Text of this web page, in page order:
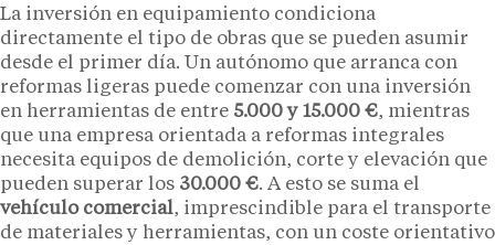
La inversión en equipamiento condiciona
directamente el tipo de obras que se pueden asumir
desde el primer día. Un autónomo que arranca con
reformas ligeras puede comenzar con una inversión
en herramientas de entre 5.000 y 15.000 €, mientras
que una empresa orientada a reformas integrales
necesita equipos de demolición, corte y elevación que
pueden superar los 30.000 €. A esto se suma el
vehículo comercial, imprescindible para el transporte
de materiales y herramientas, con un coste orientativo